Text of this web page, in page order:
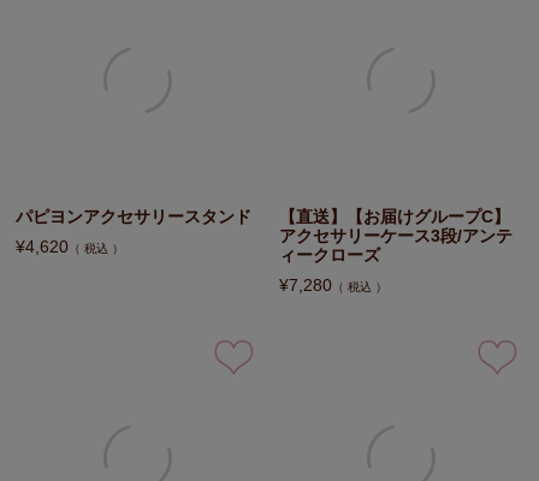
パピヨンアクセサリースタンド
¥4,620 税込
【直送】【お届けグループC】
アクセサリーケース3段/アンテ
ィークローズ
¥7,280 税込